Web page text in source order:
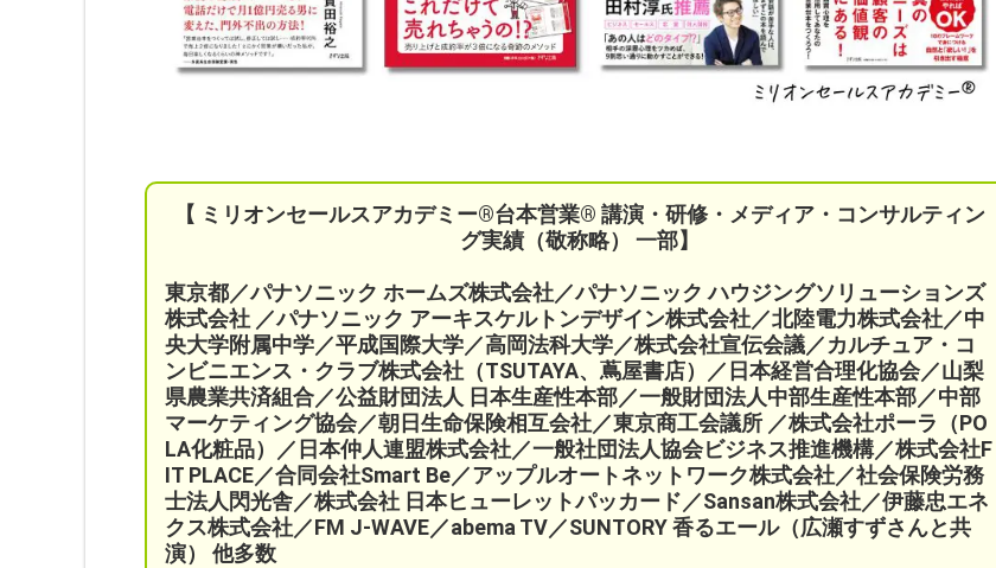
【 ミリオンセールスアカデミー®︎台本営業®︎ 講演・研修・メディア・コンサルティン
グ実績（敬称略） 一部】
東京都／パナソニック ホームズ株式会社／パナソニック ハウジングソリューションズ
株式会社 ／パナソニック アーキスケルトンデザイン株式会社／北陸電力株式会社／中
央大学附属中学／平成国際大学／高岡法科大学／株式会社宣伝会議／カルチュア・コ
ンビニエンス・クラブ株式会社（TSUTAYA、蔦屋書店）／ 日本経営合理化協会／山梨
県農業共済組合／公益財団法人 日本生産性本部／一般財団法人中部生産性本部／中部
マーケティング協会／朝日生命保険相互会社／東京商工会議所 ／株式会社ポーラ（PO
LA化粧品） ／日本仲人連盟株式会社／一般社団法人協会ビジネス推進機構／株式会社F
IT PLACE／合同会社Smart Be／アップルオートネットワーク株式会社／社会保険労務
士法人閃光舎／株式会社 日本ヒューレットパッカード／Sansan株式会社／伊藤忠エネ
クス株式会社／FM J-WAVE／abema TV／SUNTORY 香るエール（広瀬すずさんと共
演） 他多数